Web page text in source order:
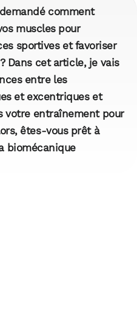
comment
muscles pour
sportives et favoriser
Dans cet article, je vais
entre les
et excentriques et
votre entraînement pour
êtes-vous prêt à
biomécanique